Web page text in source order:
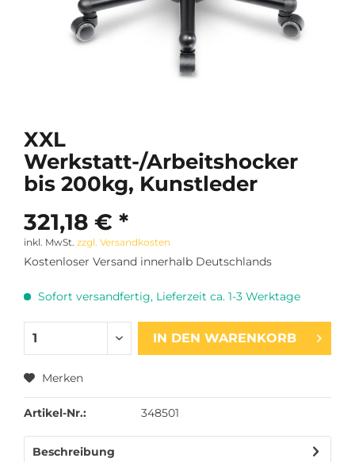
XXL
Werkstatt-/Arbeitshocker
bis 200kg, Kunstleder
321,18 € *
inkl. MwSt. zzgl. Versandkosten
Kostenloser Versand innerhalb Deutschlands
Sofort versandfertig, Lieferzeit ca. 1-3 Werktage
IN DEN WARENKORB
Merken
Artikel-Nr.: 348501
Beschreibung